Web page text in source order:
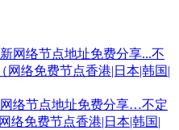
网络节点地址免费分享…不定
络免费节点香港|日本|韩国|